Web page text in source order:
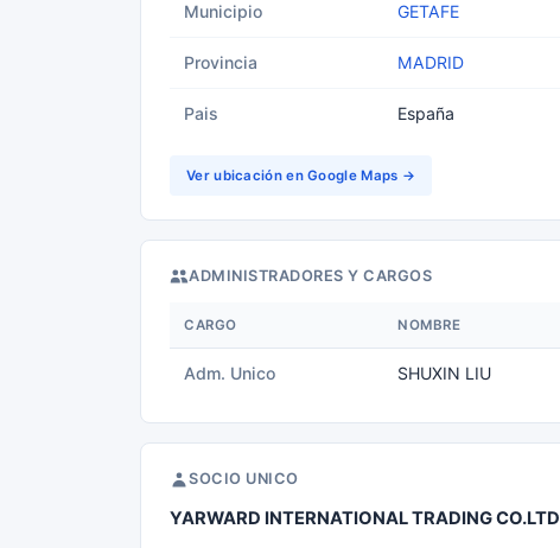
Municipio GETAFE
Provincia MADRID
Pais España
Ver ubicación en Google Maps →
ADMINISTRADORES Y CARGOS
CARGO NOMBRE
Adm. Unico SHUXIN LIU
SOCIO UNICO
YARWARD INTERNATIONAL TRADING CO.LTD